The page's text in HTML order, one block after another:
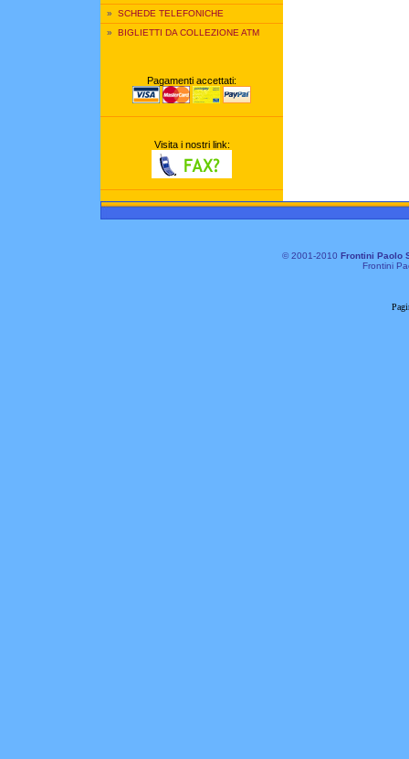
» SCHEDE TELEFONICHE
» BIGLIETTI DA COLLEZIONE ATM
Pagamenti accettati:
Visita i nostri link:
© 2001-2010 Frontini Paolo
Frontini